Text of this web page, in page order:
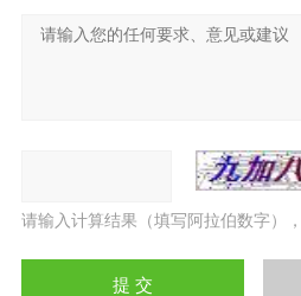
请输入计算结果（填写阿拉伯数字）